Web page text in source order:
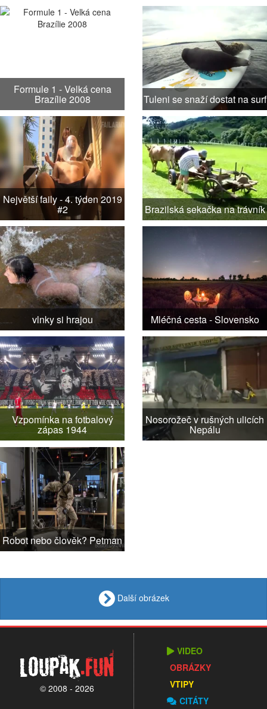
Formule 1 - Velká cena
Brazílie 2008 Tuleni se snaží dostat na surf
Největší faily - 4. týden 2019
#2 Brazilská sekačka na trávník
vlnky si hrajou Mléčná cesta - Slovensko
Vzpomínka na fotbalový
zápas 1944
Nosorožeč v rušných ulicích
Nepálu
Robot nebo člověk? Petman
Další obrázek
Loupak.fun
© 2008 - 2026
VIDEO
OBRÁZKY
VTIPY
CITÁTY